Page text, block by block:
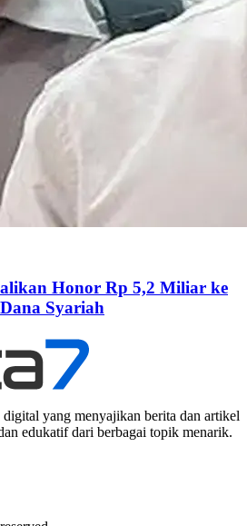
Honor Rp 5,2 Miliar ke
Syariah
yang menyajikan berita dan artikel
edukatif dari berbagai topik menarik.